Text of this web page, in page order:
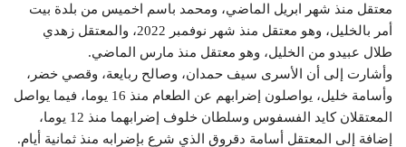
معتقل منذ شهر ابريل الماضي، ومحمد باسم اخميس من بلدة بيت
أمر بالخليل، وهو معتقل منذ شهر نوفمبر 2022، والمعتقل زهدي
طلال عبيدو من الخليل، وهو معتقل منذ مارس الماضي.
وأشارت إلى أن الأسرى سيف حمدان، وصالح ربايعة، وقصي خضر،
وأسامة خليل، يواصلون إضرابهم عن الطعام منذ 16 يوما، فيما يواصل
المعتقلان كايد الفسفوس وسلطان خلوف إضرابهما منذ 12 يوما،
إضافة إلى المعتقل أسامة دقروق الذي شرع بإضرابه منذ ثمانية أيام.